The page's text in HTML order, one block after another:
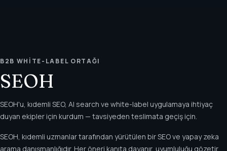
B2B WHITE-LABEL ORTAĞI
SEOH
SEOH'u, kıdemli SEO, AI search ve white-label uygulamaya ihtiyaç
duyan ekipler için kurdum — tavsiyeden teslimata geçiş için.
SEOH, kıdemli uzmanlar tarafından yürütülen bir SEO ve yapay zeka
arama danışmanlığıdır. Her öneri kanıta dayanır, uyumluluğu gözetir